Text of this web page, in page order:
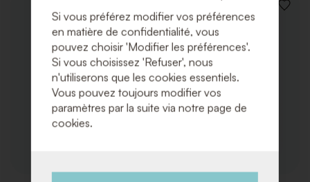
AJOUTER
À
LA
LISTE
SOUHAITS
Si vous préférez modifier vos préférences
en matière de confidentialité, vous
pouvez choisir 'Modifier les préférences'.
Si vous choisissez 'Refuser', nous
n'utiliserons que les cookies essentiels.
Vous pouvez toujours modifier vos
paramètres par la suite via notre page de
cookies.